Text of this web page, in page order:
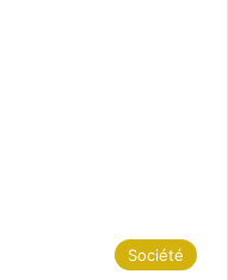
Société